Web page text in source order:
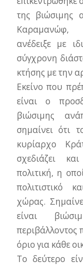
της βιώσιμης
Καραμανώφ,
ανέδειξε με
σύγχρονη
κτήσης με την
Εκείνο που
είναι ο
βιώσιμης
σημαίνει ότι
κυρίαρχο
σχεδιάζει
πολιτική, η
πολιτιστικό
χώρας.
είναι
περιβάλλοντος
όριο για κάθε
Το δεύτερο